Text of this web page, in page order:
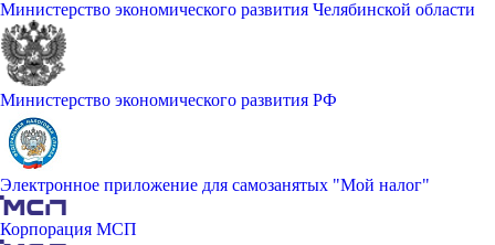
Министерство экономического развития Челябинской области
Министерство экономического развития РФ
Электронное приложение для самозанятых "Мой налог"
Корпорация МСП